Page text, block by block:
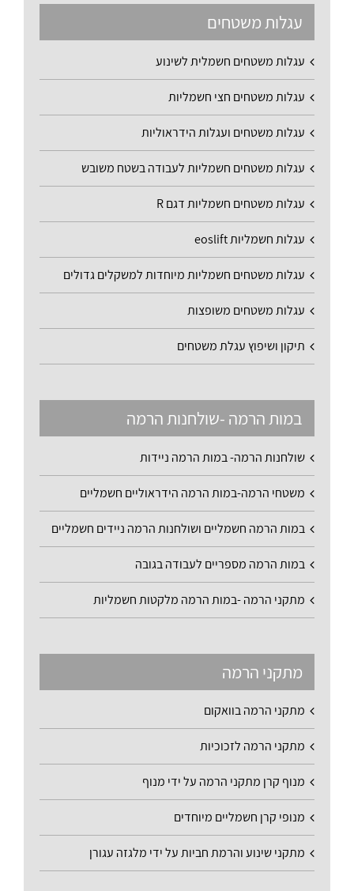
עגלות משטחים
עגלות משטחים חשמלית לשינוע
עגלות משטחים חצי חשמליות
עגלות משטחים ועגלות הידראוליות
עגלות משטחים חשמליות לעבודה בשטח משובש
עגלות משטחים חשמליות דגם R
עגלות חשמליות eoslift
עגלות משטחים חשמליות מיוחדות למשקלים גדולים
עגלות משטחים משופצות
תיקון ושיפוץ עגלת משטחים
במות הרמה -שולחנות הרמה
שולחנות הרמה- במות הרמה ניידות
משטחי הרמה-במות הרמה הידראוליים חשמליים
במות הרמה חשמליים ושולחנות הרמה ניידים חשמליים
במות הרמה מספריים לעבודה בגובה
מתקני הרמה -במות הרמה מלקטות חשמליות
מתקני הרמה
מתקני הרמה בוואקום
מתקני הרמה לזכוכיות
מנוף קרן מתקני הרמה על ידי מנוף
מנופי קרן חשמליים מיוחדים
מתקני שינוע והרמת חביות על ידי מלגזה עגורן